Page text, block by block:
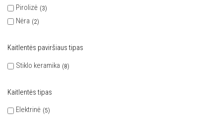
Pirolizė 3
Nėra 2
Kaitlentės paviršiaus tipas
Stiklo keramika
8
Kaitlentės tipas
Elektrinė 5